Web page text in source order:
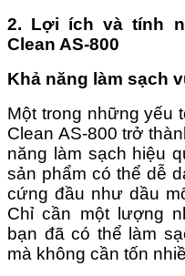
2. Lợi ích và tính
Clean AS-800
Khả năng làm sạch
Một trong những yếu
Clean AS-800 trở
năng làm sạch hiệu
sản phẩm có thể dễ
cứng đầu như dầu
Chỉ cần một lượng
bạn đã có thể làm
mà không cần tốn